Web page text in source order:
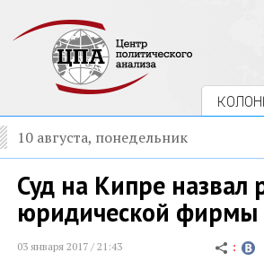
10 августа, понедельник
Суд на Кипре назвал
юридической
03 января 2017 / 21:43